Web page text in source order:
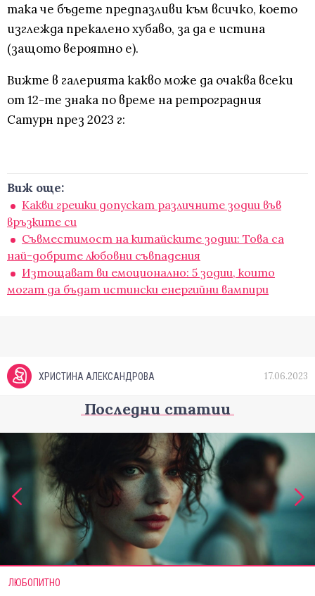
така че бъдете предпазливи към всичко, което
изглежда прекалено хубаво, за да е истина
(защото вероятно е).
Вижте в галерията какво може да очаква всеки
от 12-те знака по време на ретроградния
Сатурн през 2023 г:
Виж още:
Какви грешки допускат различните зодии във
връзките си
Съвместимост на китайските зодии: Това са
най-добрите любовни съвпадения
Изтощават ви емоционално: 5 зодии, които
могат да бъдат истински енергийни вампири
ХРИСТИНА АЛЕКСАНДРОВА 17.06.2023
Последни статии
ЛЮБОПИТНО